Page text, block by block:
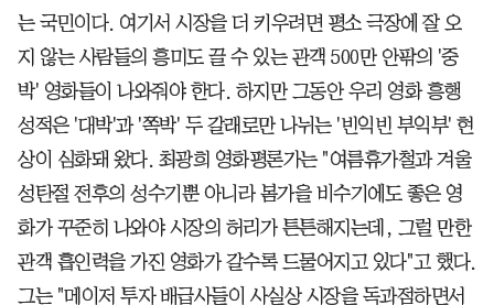
는 국민이다. 여기서 시장을 더 키우려면 평소 극장에 잘 오
지 않는 사람들의 흥미도 끌 수 있는 관객 500만 안팎의 '중
박' 영화들이 나와줘야 한다. 하지만 그동안 우리 영화 흥행
성적은 '대박'과 '쪽박' 두 갈래로만 나뉘는 '빈익빈 부익부' 현
상이 심화돼 왔다. 최광희 영화평론가는 "여름휴가철과 겨울
성탄절 전후의 성수기뿐 아니라 봄가을 비수기에도 좋은 영
화가 꾸준히 나와야 시장의 허리가 튼튼해지는데, 그럴 만한
관객 흡인력을 가진 영화가 갈수록 드물어지고 있다"고 했다.
그는 "메이저 투자 배급사들이 사실상 시장을 독과점하면서